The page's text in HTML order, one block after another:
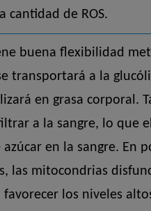
cantidad de ROS.
buena flexibilidad
transportará a la
en grasa corporal.
a la sangre, lo que
en la sangre. En
las mitocondrias
los niveles